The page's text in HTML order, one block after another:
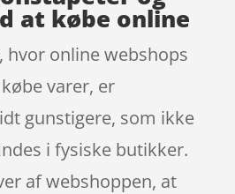
at købe online
online webshops
varer, er
gunstigere, som ikke
i fysiske butikker.
af webshoppen, at